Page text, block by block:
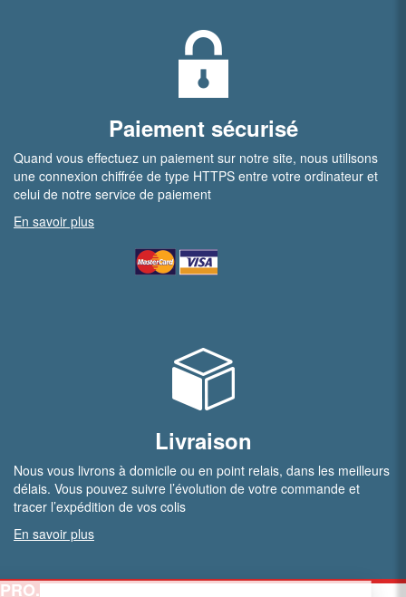
Paiement sécurisé
Quand vous effectuez un paiement sur notre site, nous utilisons
une connexion chiffrée de type HTTPS entre votre ordinateur et
celui de notre service de paiement
En savoir plus
Livraison
Nous vous livrons à domicile ou en point relais, dans les meilleurs
délais. Vous pouvez suivre l’évolution de votre commande et
tracer l’expédition de vos colis
En savoir plus
PRO.